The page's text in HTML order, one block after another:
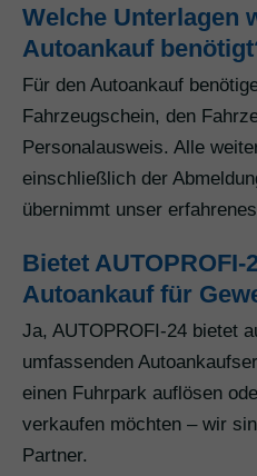
Welche Unterlagen
Autoankauf
Für den Autoankauf
Fahrzeugschein, den
Personalausweis. Alle
einschließlich der
übernimmt unser
Bietet AUTOPROFI-
Autoankauf für
Ja, AUTOPROFI-24 bietet
umfassenden
einen Fuhrpark auflösen
verkaufen möchten – wir
Partner.